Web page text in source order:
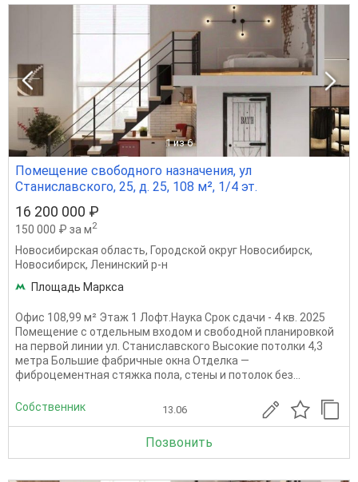
1 из 6
Помещение свободного назначения, ул
Станиславского, 25, д. 25, 108 м², 1/4 эт.
16 200 000 ₽
150 000 ₽ за м2
Новосибирская область, Городской округ Новосибирск,
Новосибирск, Ленинский р-н
Площадь Маркса
Офис 108,99 м² Этаж 1 Лофт.Наука Срок сдачи - 4 кв. 2025
Помещение с отдельным входом и свободной планировкой
на первой линии ул. Станиславского Высокие потолки 4,3
метра Большие фабричные окна Отделка —
фиброцементная стяжка пола, стены и потолок без...
Собственник 13.06
Позвонить